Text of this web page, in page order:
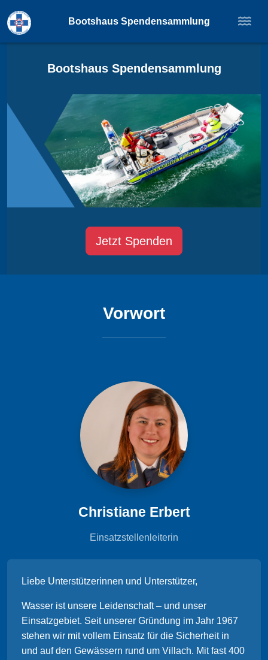
Bootshaus Spendensammlung
Bootshaus Spendensammlung
Jetzt Spenden
Vorwort
Christiane Erbert
Einsatzstellenleiterin
Liebe Unterstützerinnen und Unterstützer,
Wasser ist unsere Leidenschaft – und unser
Einsatzgebiet. Seit unserer Gründung im Jahr 1967
stehen wir mit vollem Einsatz für die Sicherheit in
und auf den Gewässern rund um Villach. Mit fast 400